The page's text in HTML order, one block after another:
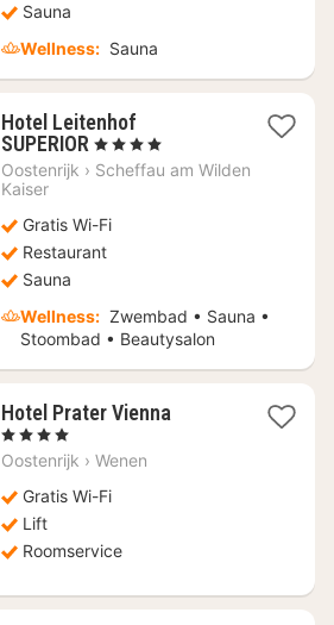
Sauna
Wellness: Sauna
Hotel Leitenhof
SUPERIOR 1
nacht
402,89
, 4 Sterren
Oostenrijk › Scheffau am Wilden
Kaiser
Gratis Wi-Fi
Restaurant
Sauna
Wellness: Zwembad • Sauna •
Stoombad • Beautysalon
Hotel Prater Vienna1
, 4 Sterren
Oostenrijk › Wenen
Gratis Wi-Fi
Lift
Roomservice